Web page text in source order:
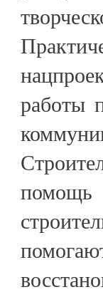
работы